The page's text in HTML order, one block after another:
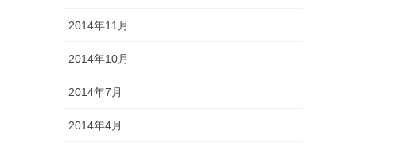
2014年11月
2014年10月
2014年7月
2014年4月